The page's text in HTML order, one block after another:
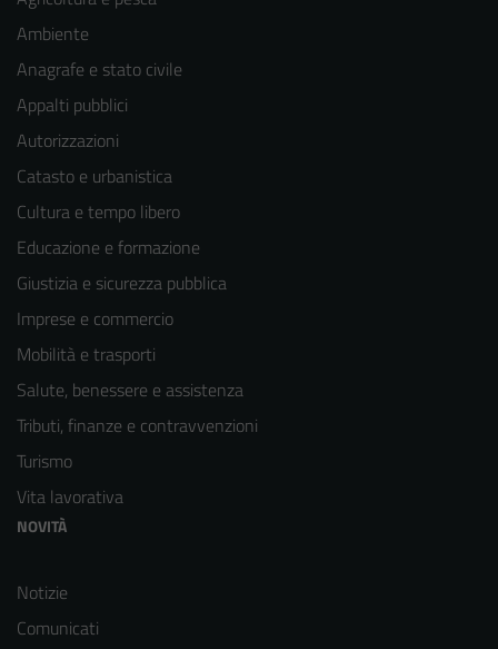
Ambiente
Anagrafe e stato civile
Appalti pubblici
Autorizzazioni
Catasto e urbanistica
Cultura e tempo libero
Educazione e formazione
Giustizia e sicurezza pubblica
Imprese e commercio
Mobilità e trasporti
Salute, benessere e assistenza
Tributi, finanze e contravvenzioni
Turismo
Vita lavorativa
NOVITÀ
Notizie
Comunicati